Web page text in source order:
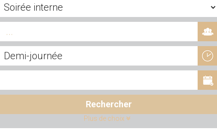
Rechercher
Plus de choix